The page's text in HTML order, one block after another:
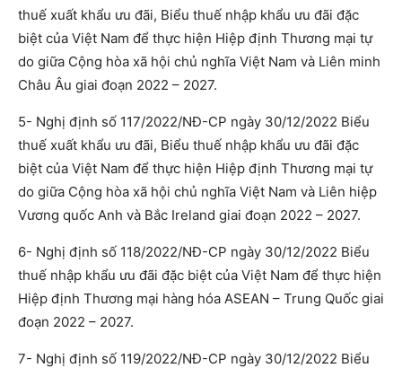
thuế xuất khẩu ưu đãi, Biểu thuế nhập khẩu ưu đãi đặc
biệt của Việt Nam để thực hiện Hiệp định Thương mại tự
do giữa Cộng hòa xã hội chủ nghĩa Việt Nam và Liên minh
Châu Âu giai đoạn 2022 – 2027.
5- Nghị định số 117/2022/NĐ-CP ngày 30/12/2022 Biểu
thuế xuất khẩu ưu đãi, Biểu thuế nhập khẩu ưu đãi đặc
biệt của Việt Nam để thực hiện Hiệp định Thương mại tự
do giữa Cộng hòa xã hội chủ nghĩa Việt Nam và Liên hiệp
Vương quốc Anh và Bắc Ireland giai đoạn 2022 – 2027.
6- Nghị định số 118/2022/NĐ-CP ngày 30/12/2022 Biểu
thuế nhập khẩu ưu đãi đặc biệt của Việt Nam để thực hiện
Hiệp định Thương mại hàng hóa ASEAN – Trung Quốc giai
đoạn 2022 – 2027.
7- Nghị định số 119/2022/NĐ-CP ngày 30/12/2022 Biểu